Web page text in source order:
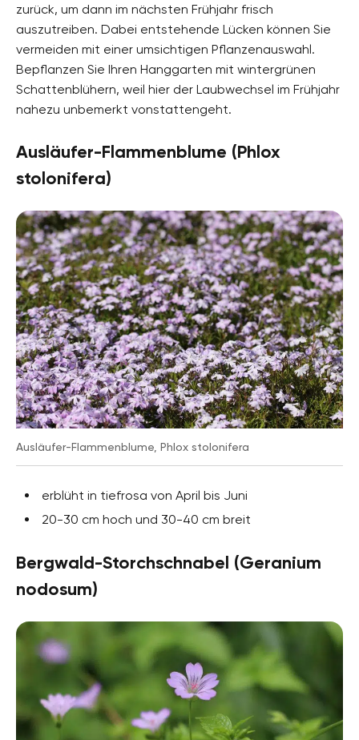
zurück, um dann im nächsten Frühjahr frisch
auszutreiben. Dabei entstehende Lücken können Sie
vermeiden mit einer umsichtigen Pflanzenauswahl.
Bepflanzen Sie Ihren Hanggarten mit wintergrünen
Schattenblühern, weil hier der Laubwechsel im Frühjahr
nahezu unbemerkt vonstattengeht.
Ausläufer-Flammenblume (Phlox
stolonifera)
Ausläufer-Flammenblume, Phlox stolonifera
erblüht in tiefrosa von April bis Juni
20-30 cm hoch und 30-40 cm breit
Bergwald-Storchschnabel (Geranium
nodosum)